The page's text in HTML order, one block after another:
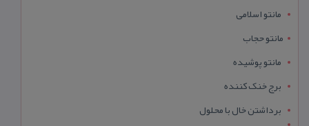
مانتو اسلامی
مانتو حجاب
مانتو پوشیده
برج خنک کننده
برداشتن خال با محلول